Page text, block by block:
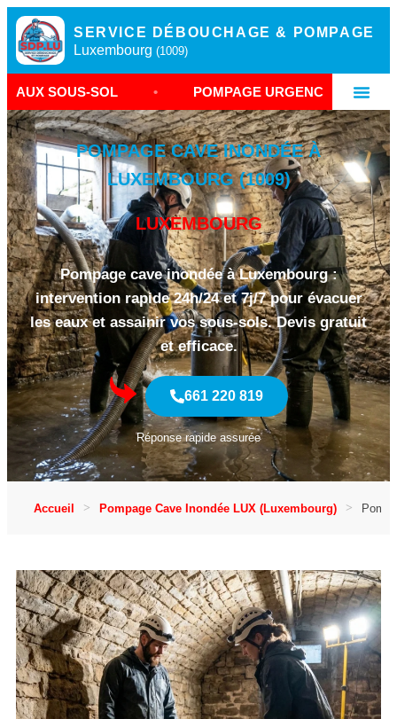
SERVICE DÉBOUCHAGE & POMPAGE
Luxembourg (1009)
SOL • POMPAGE URGENCE LUXEMBOURG
POMPAGE CAVE INONDÉE À
LUXEMBOURG (1009)
LUXEMBOURG
Pompage cave inondée à Luxembourg :
intervention rapide 24h/24 et 7j/7 pour évacuer
les eaux et assainir vos sous-sols. Devis gratuit
et efficace.
661 220 819
Réponse rapide assurée
Accueil Pompage Cave Inondée LUX (Luxembourg)